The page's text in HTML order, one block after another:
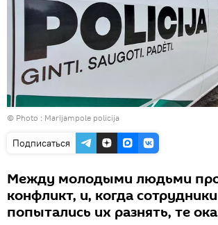
© Photo : Marijampole policija
Подписаться
Между молодыми людьми
конфликт, и, когда
попытались их разнять, те